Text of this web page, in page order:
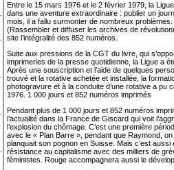
Entre le 15 mars 1976 et le 2 février 1979, la
dans une aventure extraordinaire : publier un
mois, il a fallu surmonter de nombreux
(Rassembler et diffuser les archives de
site l’intégralité des 852 numéros.
Suite aux pressions de la CGT du livre, qui
imprimeries de la presse quotidienne, la Ligue a
Après une souscription et l’aide de quelques
trouvé et la rotative achetée et installée, la
photogravure et à la conduite d’une rotative a pu
1976. 1 000 jours et 852 numéros imprimés
Pendant plus de 1 000 jours et 852 numéros
l’actualité dans la France de Giscard qui voit
l’explosion du chômage. C’est une première
avec le « Plan Barre », pendant que Raymond,
planquait son pognon en Suisse. Mais c’est
résistance au capitalisme avec des milliers de
féministes. Rouge accompagnera aussi le